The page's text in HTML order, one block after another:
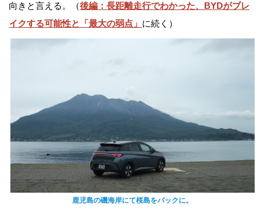
向きと言える。（後編：長距離走行でわかった、BYDがブレ
イクする可能性と「最大の弱点」 に続く）
鹿児島の磯海岸にて桜島をバックに。